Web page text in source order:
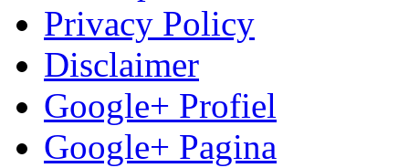
Privacy Policy
Disclaimer
Google+ Profiel
Google+ Pagina